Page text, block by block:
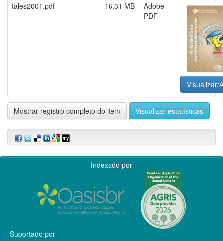
tales2001.pdf
16,31 MB
Adobe
PDF
Visualizar/
Mostrar registro completo do item Visualizar estatísticas
Indexado por
Suportado por